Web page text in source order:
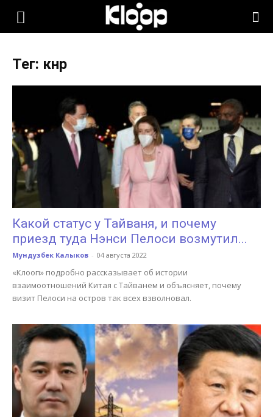
KLOOP.KG
Новости
Кыргызстана
Тег: кнр
Какой статус у Тайваня, и почему
приезд туда Нэнси Пелоси возмутил...
Мундузбек Калыков - 04 августа 2022
«Клооп» подробно рассказывает об истории
взаимоотношений Китая с Тайванем и объясняет, почему
визит Пелоси на остров так всех взволновал.